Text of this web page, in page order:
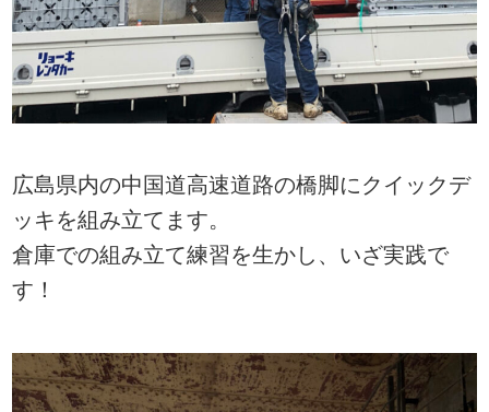
広島県内の中国道高速道路の橋脚にクイックデ
ッキを組み立てます。
倉庫での組み立て練習を生かし、いざ実践で
す！